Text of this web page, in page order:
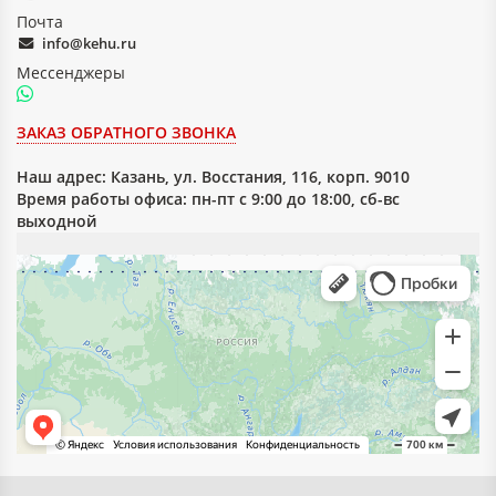
для изготовления единичных деталей по
чертежам.
Почта
info@kehu.ru
Мессенджеры
ЗАКАЗ ОБРАТНОГО ЗВОНКА
Наш адрес: Казань, ул. Восстания, 116, корп. 9010
Время работы офиса: пн-пт с 9:00 до 18:00, сб-вс
выходной